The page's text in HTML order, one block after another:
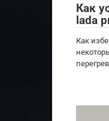
Как
lada
Как